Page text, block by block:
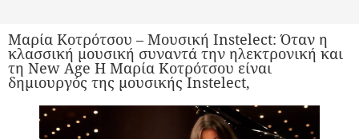
Μαρία Κοτρότσου – Μουσική Instelect: Όταν η
κλασσική μουσική συναντά την ηλεκτρονική και
τη New Age Η Μαρία Κοτρότσου είναι
δημιουργός της μουσικής Instelect,